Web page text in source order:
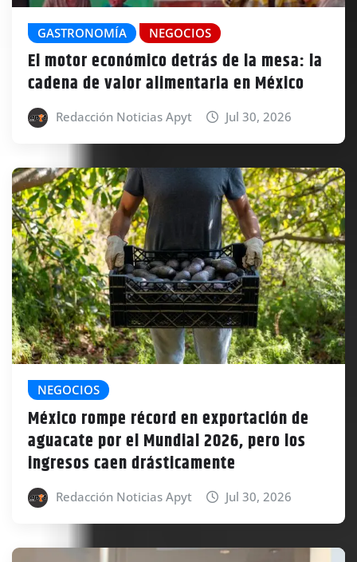
GASTRONOMÍA NEGOCIOS
El motor económico detrás de la mesa: la
cadena de valor alimentaria en México
Redacción Noticias Apyt Jul 30, 2026
NEGOCIOS
México rompe récord en exportación de
aguacate por el Mundial 2026, pero los
ingresos caen drásticamente
Redacción Noticias Apyt Jul 30, 2026